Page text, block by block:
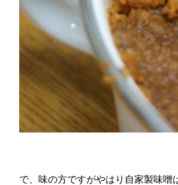
で、味の方ですがやはり自家製味噌